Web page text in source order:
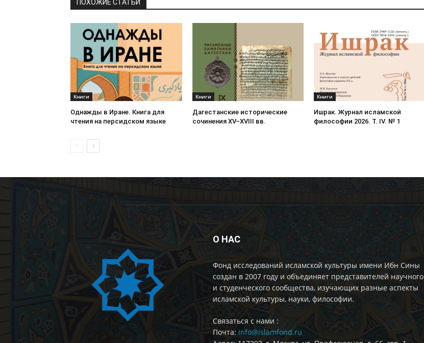
ПОХОЖИЕ СТАТЬИ
Книги
Однажды в Иране. Книга для
чтения на персидском языке
Книги
Дагестанские исторические
сочинения XV–XVIII вв.
Книги
Ишрак. Журнал исламской
философии 2026. Т. IV. № 1
О НАС
Фонд исследований исламской культуры имени Ибн Сины
создан в 2007 году и объединяет представителей научного
и студенческого сообщества, изучающих разные аспекты
исламской культуры, науки, философии.
Cвязаться с нами :
Почта: info@islamfond.ru